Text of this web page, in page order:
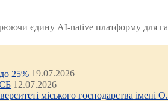
єдину AI-native платформу для
25% 19.07.2026
12.07.2026
міського господарства